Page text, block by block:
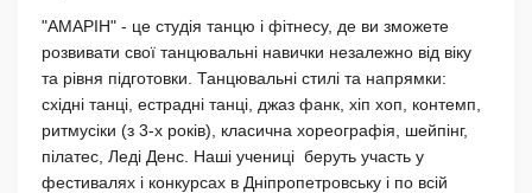
"АМАРІН" - це студія танцю і фітнесу, де ви зможете
розвивати свої танцювальні навички незалежно від віку
та рівня підготовки. Танцювальні стилі та напрямки:
східні танці, естрадні танці, джаз фанк, хіп хоп, контемп,
ритмусіки (з 3-х років), класична хореографія, шейпінг,
пілатес, Леді Денс. Наші учениці беруть участь у
фестивалях і конкурсах в Дніпропетровську і по всій